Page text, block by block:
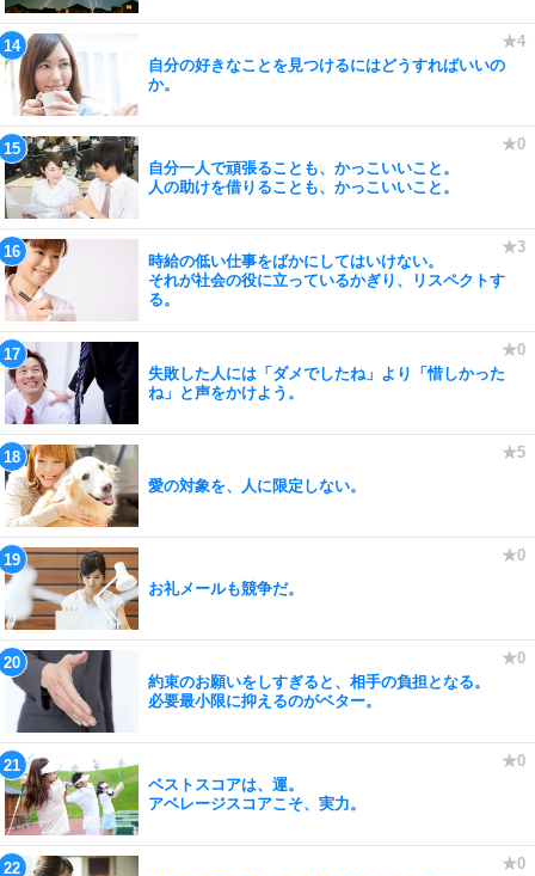
自分の好きなことを見つけるにはどうすればいいの
か。
自分一人で頑張ることも、かっこいいこと。
人の助けを借りることも、かっこいいこと。
時給の低い仕事をばかにしてはいけない。
それが社会の役に立っているかぎり、リスペクトす
る。
失敗した人には「ダメでしたね」より「惜しかった
ね」と声をかけよう。
愛の対象を、人に限定しない。
お礼メールも競争だ。
約束のお願いをしすぎると、相手の負担となる。
必要最小限に抑えるのがベター。
ベストスコアは、運。
アベレージスコアこそ、実力。